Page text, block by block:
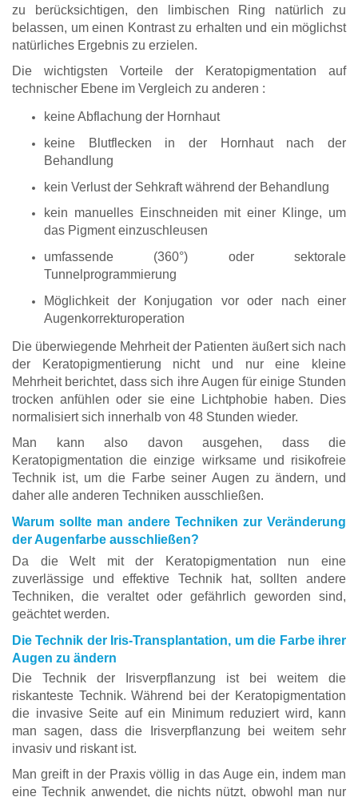
zu berücksichtigen, den limbischen Ring natürlich zu
belassen, um einen Kontrast zu erhalten und ein möglichst
natürliches Ergebnis zu erzielen.
Die wichtigsten Vorteile der Keratopigmentation auf
technischer Ebene im Vergleich zu anderen :
keine Abflachung der Hornhaut
keine Blutflecken in der Hornhaut nach der
Behandlung
kein Verlust der Sehkraft während der Behandlung
kein manuelles Einschneiden mit einer Klinge, um
das Pigment einzuschleusen
umfassende (360°) oder sektorale
Tunnelprogrammierung
Möglichkeit der Konjugation vor oder nach einer
Augenkorrekturoperation
Die überwiegende Mehrheit der Patienten äußert sich nach
der Keratopigmentierung nicht und nur eine kleine
Mehrheit berichtet, dass sich ihre Augen für einige Stunden
trocken anfühlen oder sie eine Lichtphobie haben. Dies
normalisiert sich innerhalb von 48 Stunden wieder.
Man kann also davon ausgehen, dass die
Keratopigmentation die einzige wirksame und risikofreie
Technik ist, um die Farbe seiner Augen zu ändern, und
daher alle anderen Techniken ausschließen.
Warum sollte man andere Techniken zur Veränderung
der Augenfarbe ausschließen?
Da die Welt mit der Keratopigmentation nun eine
zuverlässige und effektive Technik hat, sollten andere
Techniken, die veraltet oder gefährlich geworden sind,
geächtet werden.
Die Technik der Iris-Transplantation, um die Farbe ihrer
Augen zu ändern
Die Technik der Irisverpflanzung ist bei weitem die
riskanteste Technik. Während bei der Keratopigmentation
die invasive Seite auf ein Minimum reduziert wird, kann
man sagen, dass die Irisverpflanzung bei weitem sehr
invasiv und riskant ist.
Man greift in der Praxis völlig in das Auge ein, indem man
eine Technik anwendet, die nichts nützt, obwohl man nur